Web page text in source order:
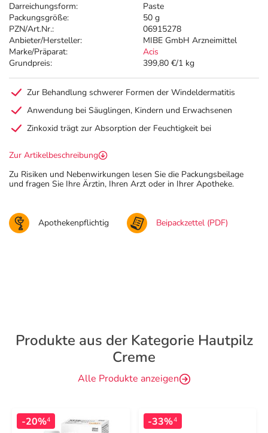
Darreichungsform:
Paste
Packungsgröße:
50 g
PZN/Art.Nr.:
06915278
Anbieter/Hersteller:
MIBE GmbH Arzneimittel
Marke/Präparat:
Acis
Grundpreis:
399,80 €/1 kg
Zur Behandlung schwerer Formen der Windeldermatitis
Anwendung bei Säuglingen, Kindern und Erwachsenen
Zinkoxid trägt zur Absorption der Feuchtigkeit bei
Zur Artikelbeschreibung
Zu Risiken und Nebenwirkungen lesen Sie die Packungsbeilage
und fragen Sie Ihre Ärztin, Ihren Arzt oder in Ihrer Apotheke.
Apothekenpflichtig Beipackzettel (PDF)
Produkte aus der Kategorie Hautpilz
Creme
Alle Produkte anzeigen
-20%4 -33%4